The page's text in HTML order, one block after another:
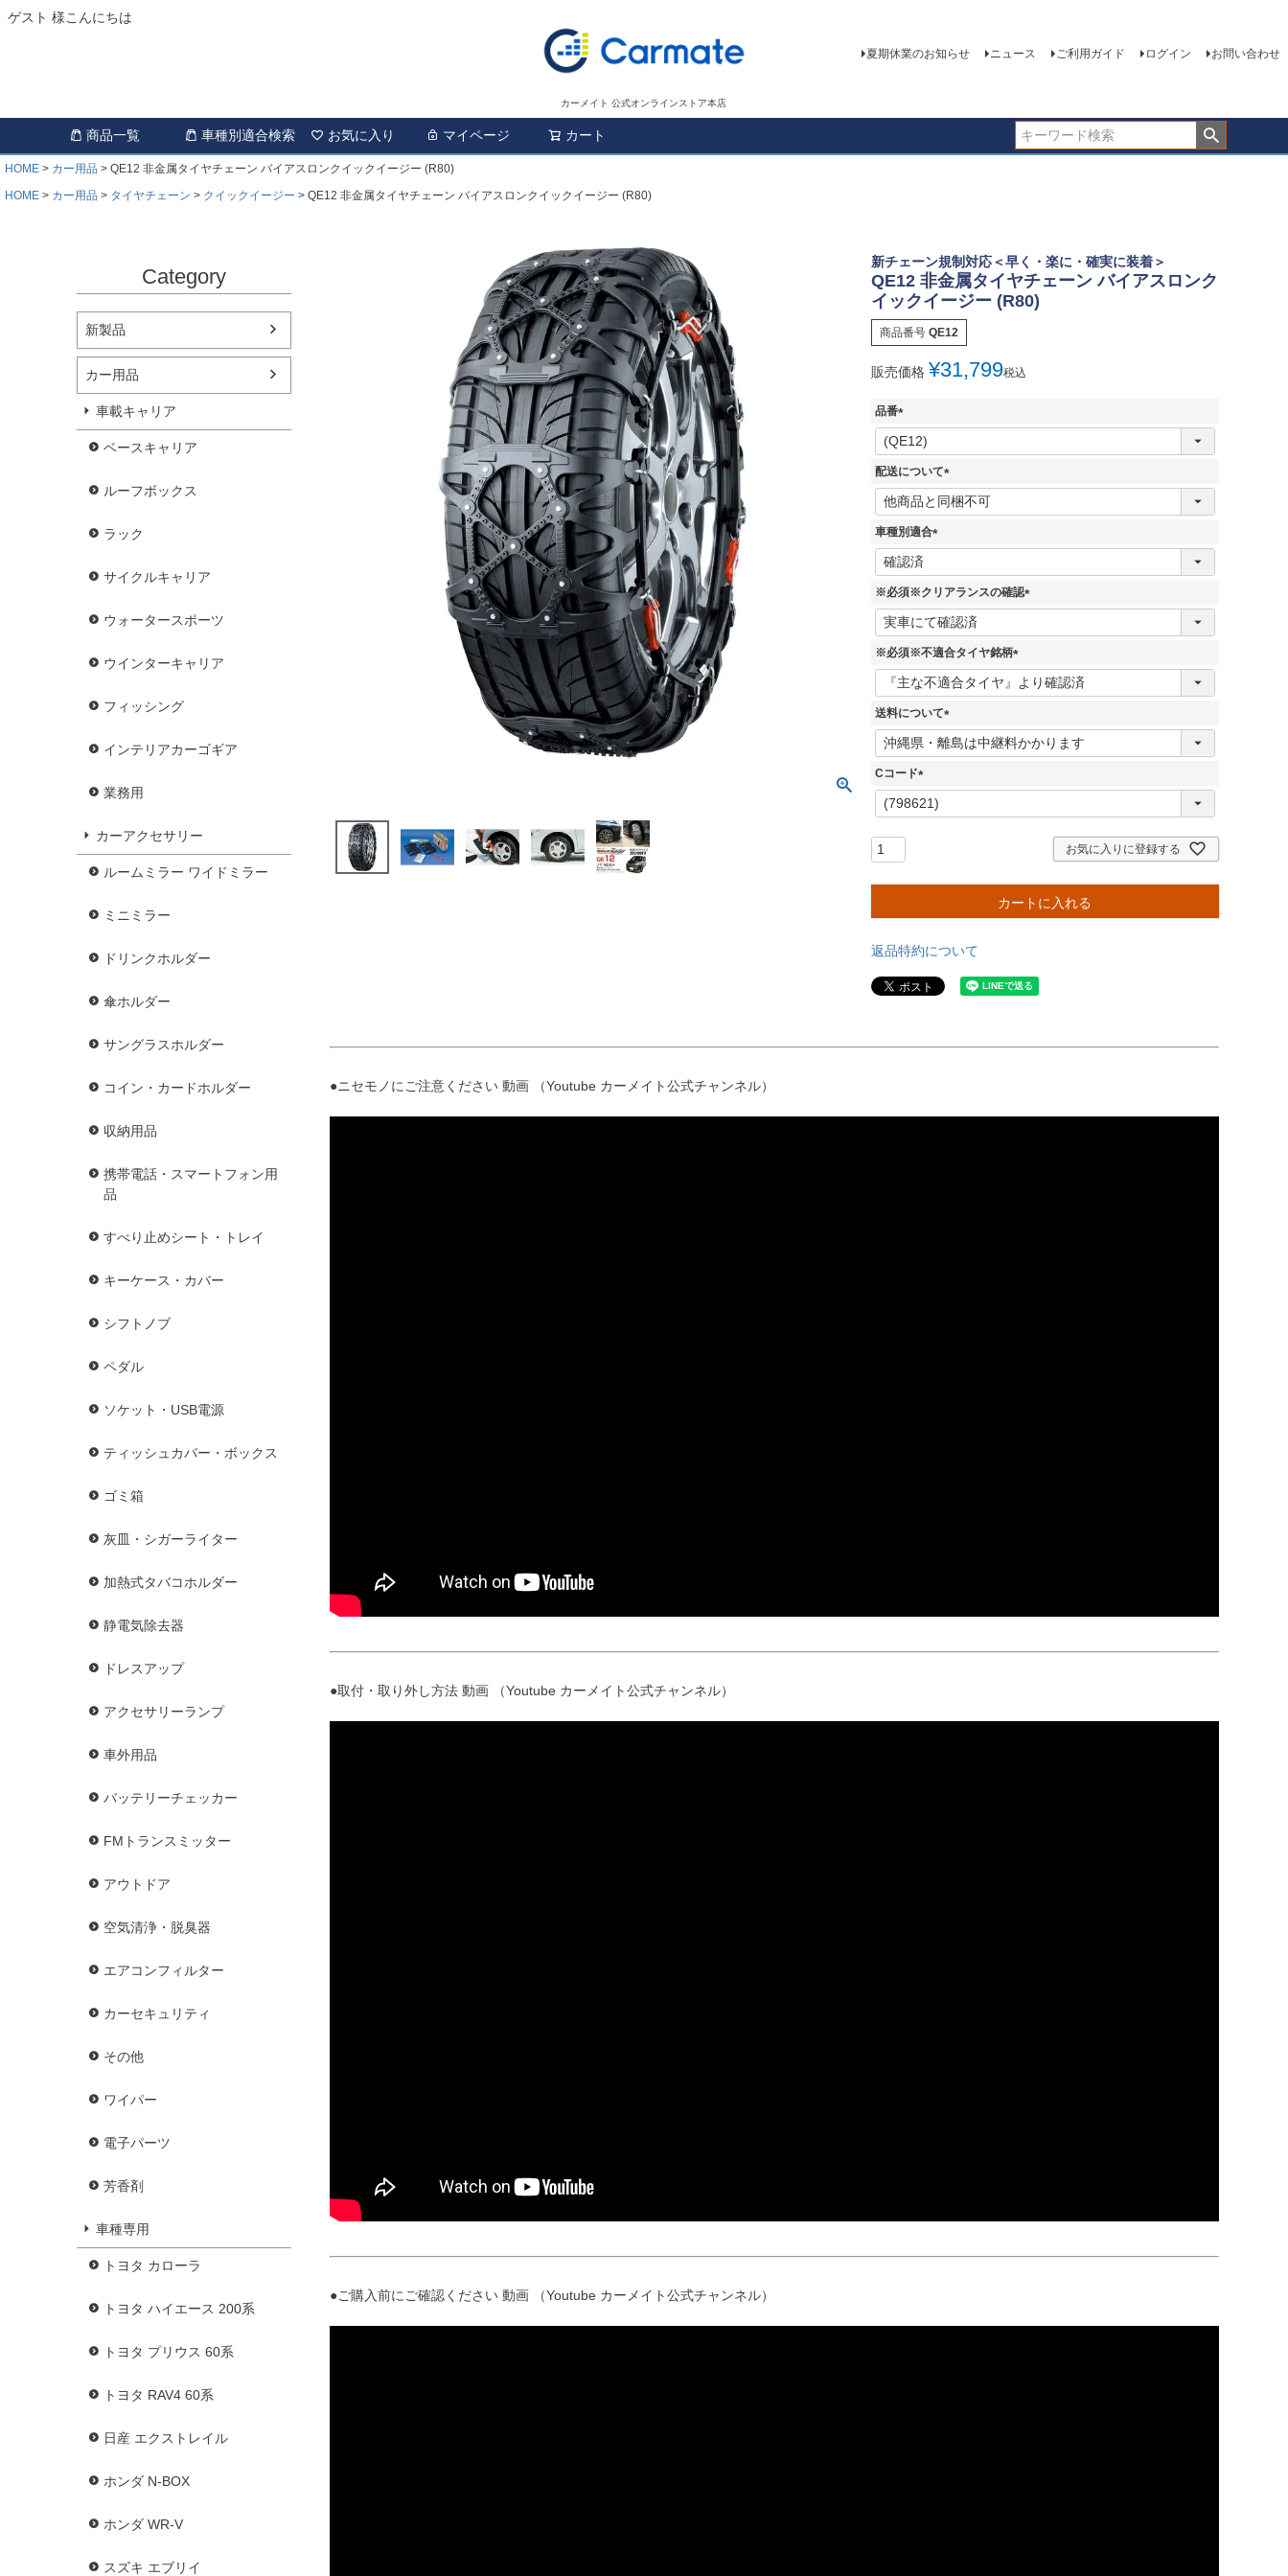
ゲスト 様こんにちは
カーメイト 公式オンラインストア本店
夏期休業のお知らせ ニュース ご利用ガイド ログイン お問い合わせ
商品一覧 車種別適合検索 お気に入り マイページ カート
HOME カー用品
QE12 非金属タイヤチェーン バイアスロンクイックイージー (R80)
HOME
カー用品 タイヤチェーン クイックイージー QE12 非金属タイヤチェーン バイアスロンクイックイージー (R80)
Category
新製品
カー用品
車載キャリア
ベースキャリア
ルーフボックス
ラック
サイクルキャリア
ウォータースポーツ
ウインターキャリア
フィッシング
インテリアカーゴギア
業務用
カーアクセサリー
ルームミラー ワイドミラー
ミニミラー
ドリンクホルダー
傘ホルダー
サングラスホルダー
コイン・カードホルダー
収納用品
携帯電話・スマートフォン用
品
すべり止めシート・トレイ
キーケース・カバー
シフトノブ
ペダル
ソケット・USB電源
ティッシュカバー・ボックス
ゴミ箱
灰皿・シガーライター
加熱式タバコホルダー
静電気除去器
ドレスアップ
アクセサリーランプ
車外用品
バッテリーチェッカー
FMトランスミッター
アウトドア
空気清浄・脱臭器
エアコンフィルター
カーセキュリティ
その他
ワイパー
電子パーツ
芳香剤
車種専用
トヨタ カローラ
トヨタ ハイエース 200系
トヨタ プリウス 60系
トヨタ RAV4 60系
日産 エクストレイル
ホンダ N-BOX
ホンダ WR-V
スズキ エブリイ
新チェーン規制対応＜早く・楽に・確実に装着＞
QE12 非金属タイヤチェーン バイアスロンク
イックイージー (R80)
商品番号 QE12
販売価格 ¥31,799税込
品番
(
必
須
配送について
(
必
車種別適合
(
須
※必須※クリアランスの確認
(
※必須※不適合タイヤ銘柄
(
必
送料について
(
必
Cコード
(
必
お気に入りに登録する
カートに入れる
返品特約について
●ニセモノにご注意ください 動画 （Youtube カーメイト公式チャンネル）
●取付・取り外し方法 動画 （Youtube カーメイト公式チャンネル）
●ご購入前にご確認ください 動画 （Youtube カーメイト公式チャンネル）